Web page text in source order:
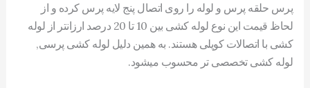
پرس حلقه پرس و لوله را روی اتصال پنج لایه پرس کرده و از
لحاظ قیمت این نوع لوله کشی بین 10 تا 20 درصد ارزانتر از لوله
کشی با اتصالات کوپلی هستند. به همین دلیل لوله کشی پرسی,
لوله کشی تخصصی تر محسوب میشود.